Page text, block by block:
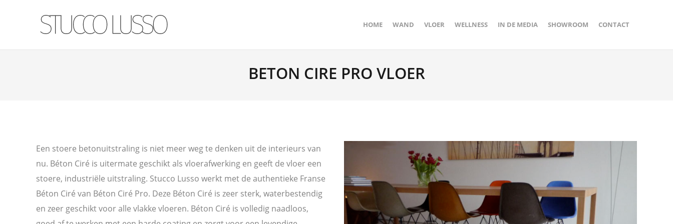
HOME WAND VLOER WELLNESS IN DE MEDIA SHOWROOM CONTACT
BETON CIRE PRO VLOER
Een stoere betonuitstraling is niet meer weg te denken uit de interieurs van
nu. Béton Ciré is uitermate geschikt als vloerafwerking en geeft de vloer een
stoere, industriële uitstraling. Stucco Lusso werkt met de authentieke Franse
Béton Ciré van Béton Ciré Pro. Deze Béton Ciré is zeer sterk, waterbestendig
en zeer geschikt voor alle vlakke vloeren. Béton Ciré is volledig naadloos,